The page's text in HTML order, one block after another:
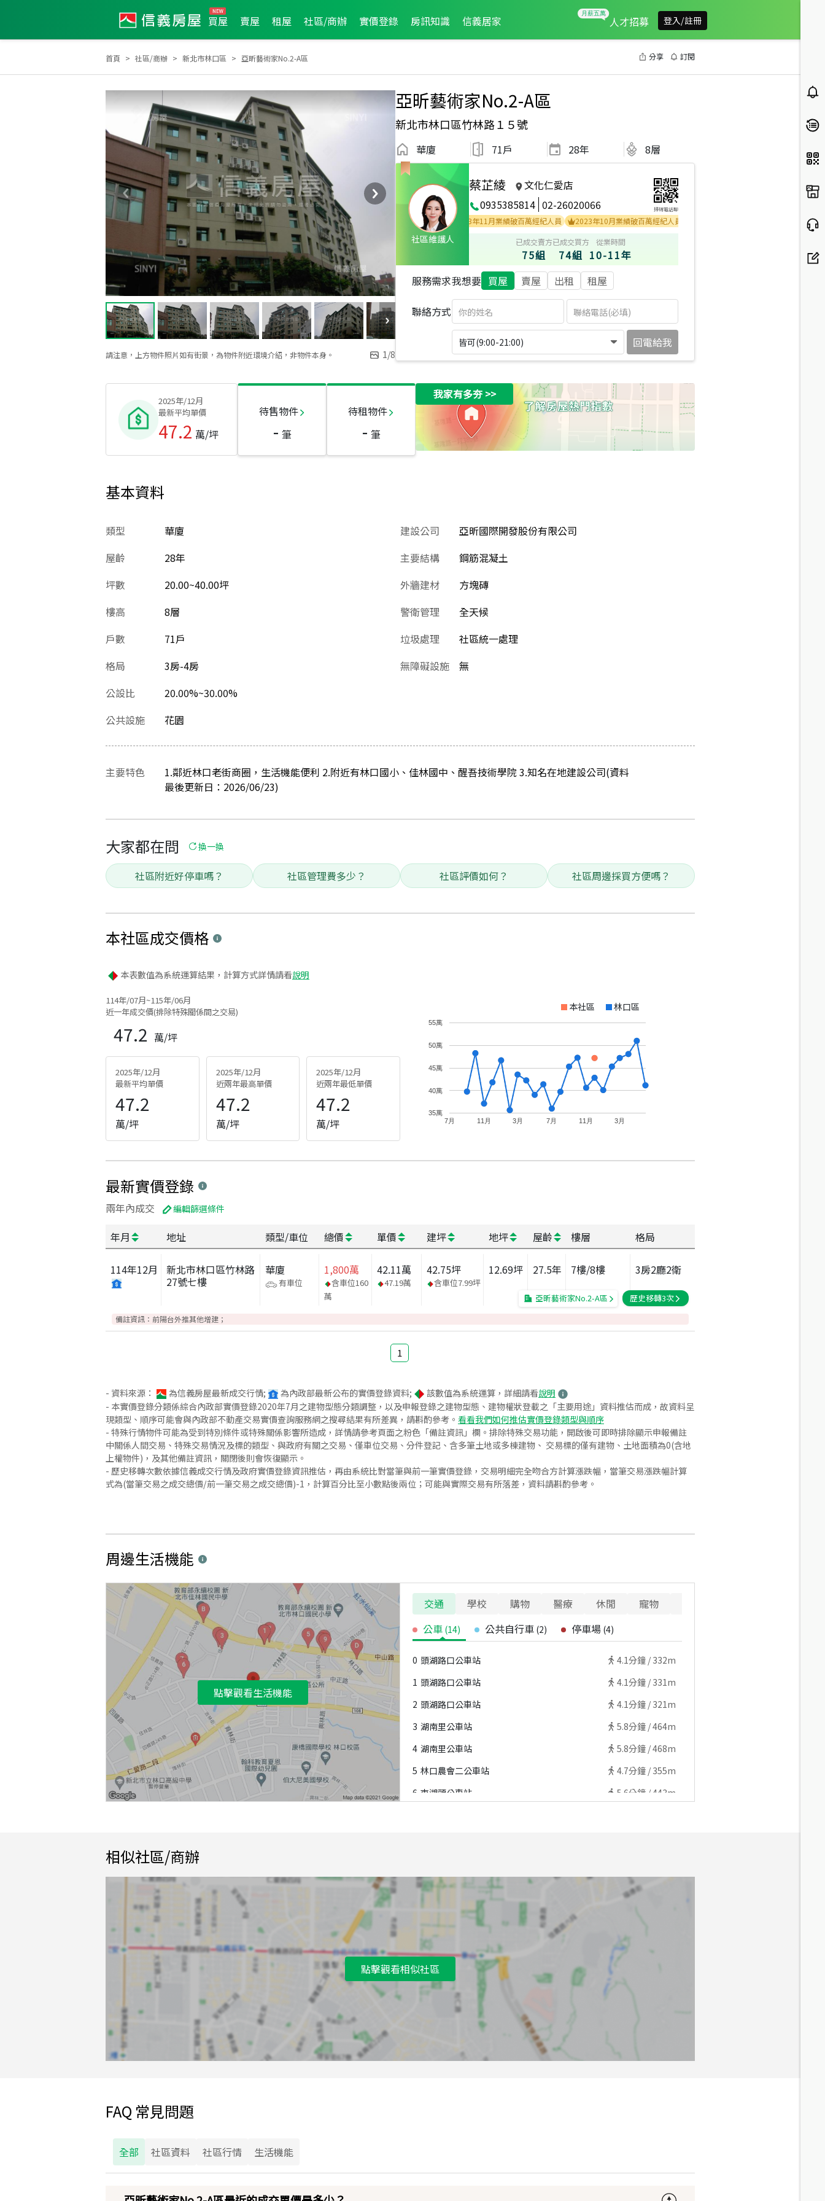
買屋 賣屋 租屋 社區/商辦 實價登錄 房訊知識 信義居家 人才招募 登入/註冊
首頁 社區/商辦 新北市林口區 亞昕藝術家No.2-A區 分享 訂閱
請注意，上方物件照片如有街景，為物件附近環境介紹，非物件本身。 1/8
亞昕藝術家No.2-A區
新北市林口區竹林路１５號
華廈 71戶 28年 8層
社區維護人
蔡芷綾
文化仁愛店
0935385814 02-26020066 掃碼電話聊
全公司2022年8月成件TOP1 2024年第1季度服務品質獎 2024年3月業績破百萬經紀人員 2023年11月業績破百萬經紀人員
2023年10月業績破百萬經紀人員
已成交賣方
75組
已成交買方
74組
從業時間
10-11年
服務需求我想要 買屋 賣屋 出租 租屋
聯絡方式
皆可(9:00-21:00) 回電給我
2025年/12月
最新平均單價
47.2 萬/坪
待售物件
- 筆
待租物件
- 筆
我家有多夯>>
基本資料
類型
華廈
屋齡
28年
坪數
20.00~40.00坪
樓高
8層
戶數
71戶
格局
3房-4房
公設比
20.00%~30.00%
建設公司
亞昕國際開發股份有限公司
主要結構
鋼筋混凝土
外牆建材
方塊磚
警衛管理
全天候
垃圾處理
社區統一處理
無障礙設施
無
公共設施 花園
主要特色
1.鄰近林口老街商圈，生活機能便利 2.附近有林口國小、佳林國中、醒吾技術學院 3.知名在地建設公司(資料
最後更新日：2026/06/23)
大家都在問 換一換
社區附近好停車嗎？ 社區管理費多少？ 社區評價如何？ 社區周邊採買方便嗎？
本社區成交價格
本表數值為系統運算結果，計算方式詳情請看說明
114年/07月~115年/06月
近一年成交價(排除特殊關係間之交易)
47.2 萬/坪
2025年/12月
最新平均單價
47.2
萬/坪
2025年/12月
近兩年最高單價
47.2
萬/坪
2025年/12月
近兩年最低單價
47.2
萬/坪
本社區 林口區
7月 11月 3月 7月 11月 3月
35萬
40萬
45萬
50萬
55萬
最新實價登錄
兩年內成交 編輯篩選條件
年月 地址 類型/車位 總價 單價 建坪 地坪 屋齡 樓層 格局
114年12月
新北市林口區竹林路
27號七樓
華廈
有車位
1,800萬
含車位160
萬
42.11萬
47.19萬
42.75坪
含車位7.99坪
12.69坪 27.5年 7樓/8樓 3房2廳2衛
亞昕藝術家No.2-A區 歷史移轉3次
備註資訊： 前陽台外推其他增建；
1
- 資料來源： 為信義房屋最新成交行情; 為內政部最新公布的實價登錄資料; 該數值為系統運算，詳細請看說明
- 本實價登錄分類係綜合內政部實價登錄2020年7月之建物型態分類調整，以及申報登錄之建物型態、建物權狀登載之「主要用途」資料推估而成，故資料呈
現類型、順序可能會與內政部不動產交易實價查詢服務網之搜尋結果有所差異，請斟酌參考。 看看我們如何推估實價登錄類型與順序
- 特殊行情物件可能為受到特別條件或特殊關係影響所造成，詳情請參考頁面之粉色「備註資訊」欄。排除特殊交易功能，開啟後可即時排除顯示申報備註
中關係人間交易、特殊交易情況及標的類型、與政府有關之交易、僅車位交易、分件登記、含多筆土地或多棟建物、 交易標的僅有建物、土地面積為0(含地
上權物件)，及其他備註資訊，關閉後則會恢復顯示。
- 歷史移轉次數依據信義成交行情及政府實價登錄資訊推估，再由系統比對當筆與前一筆實價登錄，交易明細完全吻合方計算漲跌幅，當筆交易漲跌幅計算
式為(當筆交易之成交總價/前一筆交易之成交總價)-1，計算百分比至小數點後兩位；可能與實際交易有所落差，資料請斟酌參考。
周邊生活機能
點擊觀看生活機能
交通 學校 購物 醫療 休閒 寵物
公車 (14) 公共自行車 (2) 停車場 (4)
0 頭湖路口公車站 4.1分鐘 / 332m
1 頭湖路口公車站 4.1分鐘 / 331m
2 頭湖路口公車站 4.1分鐘 / 321m
3 湖南里公車站 5.8分鐘 /464m
4 湖南里公車站 5.8分鐘 /468m
5 林口農會二公車站 4.7分鐘 / 355m
6 東湖頭公車站 5.6分鐘 / 443m
林口農會公車站 分鐘 /
中華電信公車站
台北新境公車站 分鐘 /
中山路口公車站 7.3
相似社區/商辦
點擊觀看相似社區
FAQ 常見問題
全部 社區資料 社區行情 生活機能